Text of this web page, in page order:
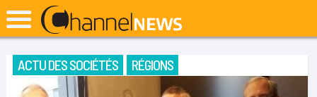
ACTU DES SOCIÉTÉS RÉGIONS